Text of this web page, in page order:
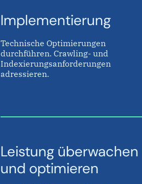
Implementierung
Technische Optimierungen
durchführen. Crawling- und
Indexierungsanforderungen
adressieren.
Leistung überwachen
und optimieren